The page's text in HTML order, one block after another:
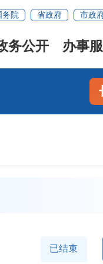
务院 省政府 市政
务公开 办事
已结束